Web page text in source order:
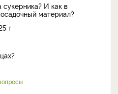
И как в
материал?
г